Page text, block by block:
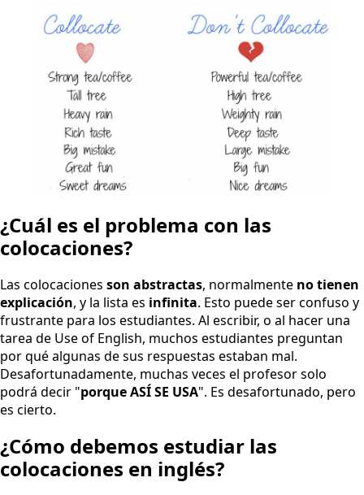
¿Cuál es el problema con las
colocaciones?
Las colocaciones son abstractas, normalmente no tienen
explicación, y la lista es infinita. Esto puede ser confuso y
frustrante para los estudiantes. Al escribir, o al hacer una
tarea de Use of English, muchos estudiantes preguntan
por qué algunas de sus respuestas estaban mal.
Desafortunadamente, muchas veces el profesor solo
podrá decir "porque ASÍ SE USA". Es desafortunado, pero
es cierto.
¿Cómo debemos estudiar las
colocaciones en inglés?